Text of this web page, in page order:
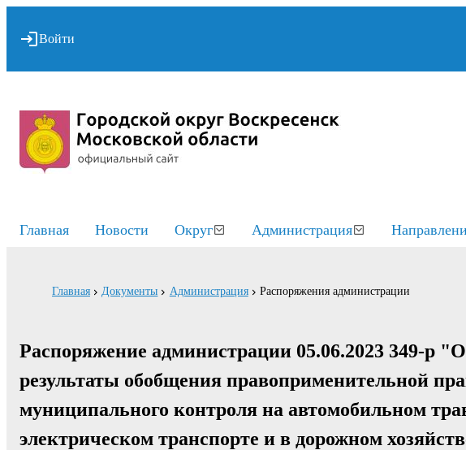
Войти
Главная Новости Округ Администрация
Главная Документы Администрация Распоряжения администрации
Распоряжение администрации 05.06.2023 349-р
результаты обобщения правоприменительной
муниципального контроля на автомобильном
электрическом транспорте и в дорожном